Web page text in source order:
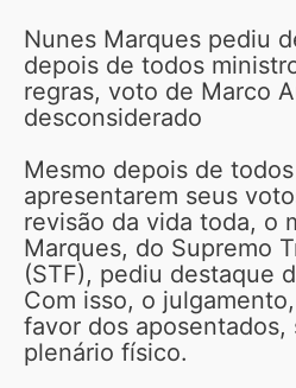
Nunes Marques pediu
depois de todos
regras, voto de Marco
desconsiderado
Mesmo depois de
apresentarem seus
revisão da vida toda, o
Marques, do Supremo
(STF), pediu destaque
Com isso, o
favor dos aposentados,
plenário físico.